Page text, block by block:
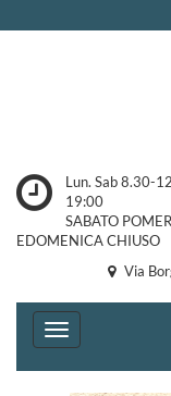
Lun. Sab 8.30-
19:00
SABATO
EDOMENICA CHIUSO
Via